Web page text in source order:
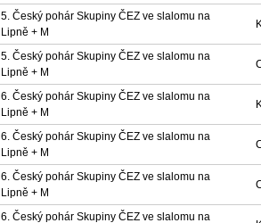
5. Český pohár Skupiny ČEZ ve slalomu na
Lipně + M
5. Český pohár Skupiny ČEZ ve slalomu na
Lipně + M
6. Český pohár Skupiny ČEZ ve slalomu na
Lipně + M
6. Český pohár Skupiny ČEZ ve slalomu na
Lipně + M
6. Český pohár Skupiny ČEZ ve slalomu na
Lipně + M
6. Český pohár Skupiny ČEZ ve slalomu na